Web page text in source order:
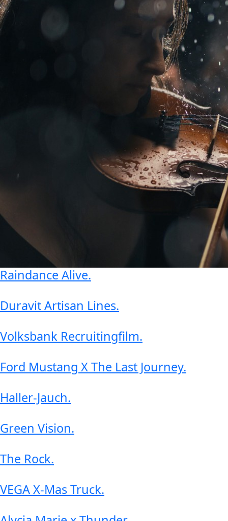
Raindance Alive.
Duravit Artisan Lines.
Volksbank Recruitingfilm.
Ford Mustang X The Last Journey.
Haller-Jauch.
Green Vision.
The Rock.
VEGA X-Mas Truck.